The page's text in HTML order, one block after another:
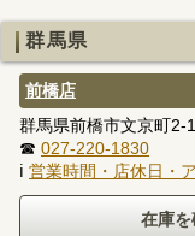
群馬県
前橋店
群馬県前橋市文京町2-
☎ 027-220-1830
ℹ 営業時間・店休日・